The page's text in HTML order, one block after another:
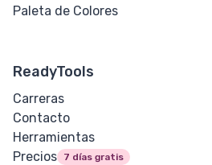
Paleta de Colores
ReadyTools
Carreras
Contacto
Herramientas
Precios
7 días gratis